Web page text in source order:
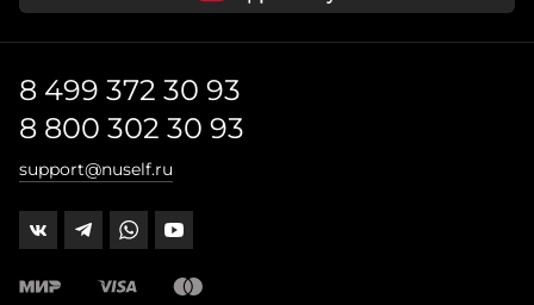
8 499 372 30 93
8 800 302 30 93
support@nuself.ru